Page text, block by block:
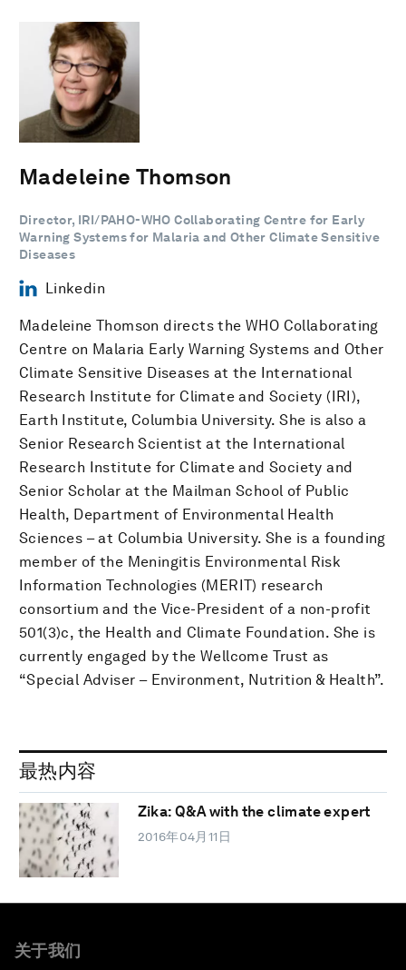
Madeleine Thomson
Director, IRI/PAHO-WHO Collaborating Centre for Early
Warning Systems for Malaria and Other Climate Sensitive
Diseases
Linkedin
Madeleine Thomson directs the WHO Collaborating
Centre on Malaria Early Warning Systems and Other
Climate Sensitive Diseases at the International
Research Institute for Climate and Society (IRI),
Earth Institute, Columbia University. She is also a
Senior Research Scientist at the International
Research Institute for Climate and Society and
Senior Scholar at the Mailman School of Public
Health, Department of Environmental Health
Sciences – at Columbia University. She is a founding
member of the Meningitis Environmental Risk
Information Technologies (MERIT) research
consortium and the Vice-President of a non-profit
501(3)c, the Health and Climate Foundation. She is
currently engaged by the Wellcome Trust as
“Special Adviser – Environment, Nutrition & Health”.
最热内容
Zika: Q&A with the climate expert
2016年04月11日
关于我们